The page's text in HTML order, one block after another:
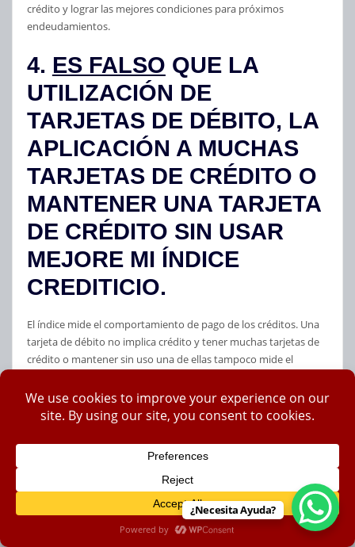
crédito y lograr las mejores condiciones para próximos
endeudamientos.
4. ES FALSO QUE LA
UTILIZACIÓN DE
TARJETAS DE DÉBITO, LA
APLICACIÓN A MUCHAS
TARJETAS DE CRÉDITO O
MANTENER UNA TARJETA
DE CRÉDITO SIN USAR
MEJORE MI ÍNDICE
CREDITICIO.
El índice mide el comportamiento de pago de los créditos. Una
tarjeta de débito no implica crédito y tener muchas tarjetas de
crédito o mantener sin uso una de ellas tampoco mide el
obtener el crédito y dependerá de si se honra o no.
MATRIMONIO CONSOLIDE
LOS INDICES CREDITICIOS
DE LOS CONTRAYENTES.
¿Necesita Ayuda?